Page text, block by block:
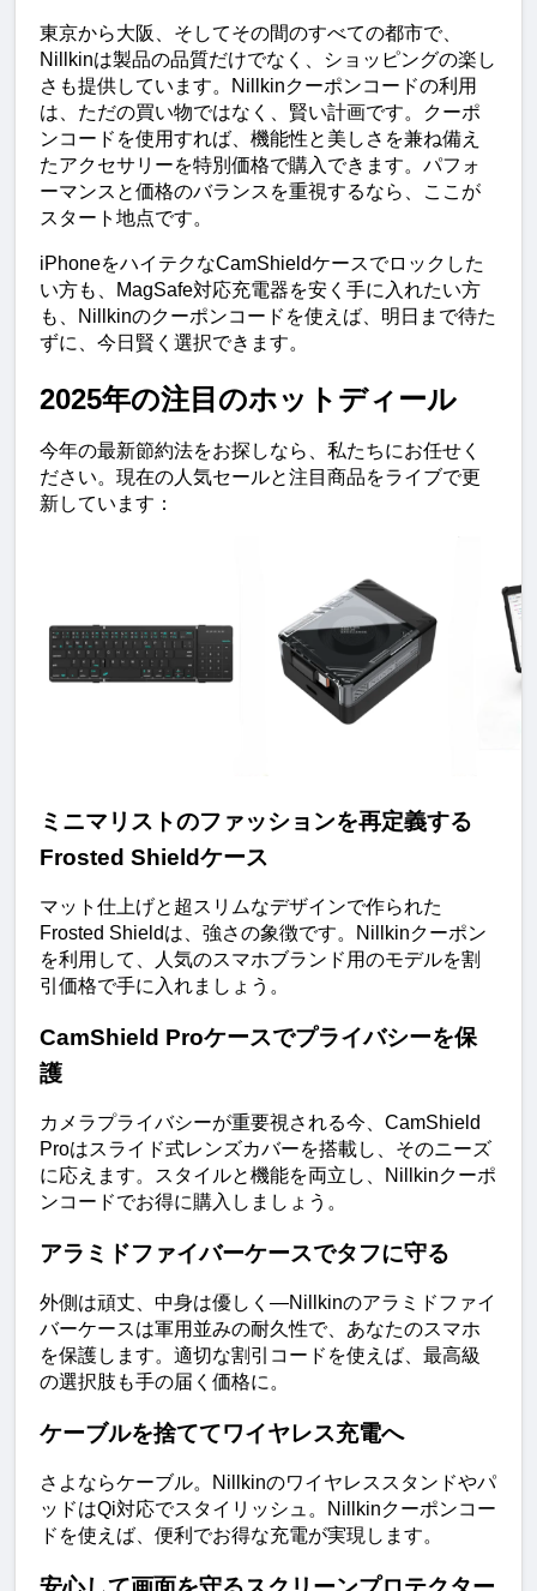
東京から大阪、そしてその間のすべての都市で、
Nillkinは製品の品質だけでなく、ショッピングの楽し
さも提供しています。Nillkinクーポンコードの利用
は、ただの買い物ではなく、賢い計画です。クーポ
ンコードを使用すれば、機能性と美しさを兼ね備え
たアクセサリーを特別価格で購入できます。パフォ
ーマンスと価格のバランスを重視するなら、ここが
スタート地点です。
iPhoneをハイテクなCamShieldケースでロックした
い方も、MagSafe対応充電器を安く手に入れたい方
も、Nillkinのクーポンコードを使えば、明日まで待た
ずに、今日賢く選択できます。
2025年の注目のホットディール
今年の最新節約法をお探しなら、私たちにお任せく
ださい。現在の人気セールと注目商品をライブで更
新しています：
ミニマリストのファッションを再定義する
Frosted Shieldケース
マット仕上げと超スリムなデザインで作られた
Frosted Shieldは、強さの象徴です。Nillkinクーポン
を利用して、人気のスマホブランド用のモデルを割
引価格で手に入れましょう。
CamShield Proケースでプライバシーを保
護
カメラプライバシーが重要視される今、CamShield
Proはスライド式レンズカバーを搭載し、そのニーズ
に応えます。スタイルと機能を両立し、Nillkinクーポ
ンコードでお得に購入しましょう。
アラミドファイバーケースでタフに守る
外側は頑丈、中身は優しく—Nillkinのアラミドファイ
バーケースは軍用並みの耐久性で、あなたのスマホ
を保護します。適切な割引コードを使えば、最高級
の選択肢も手の届く価格に。
ケーブルを捨ててワイヤレス充電へ
さよならケーブル。Nillkinのワイヤレススタンドやパ
ッドはQi対応でスタイリッシュ。Nillkinクーポンコー
ドを使えば、便利でお得な充電が実現します。